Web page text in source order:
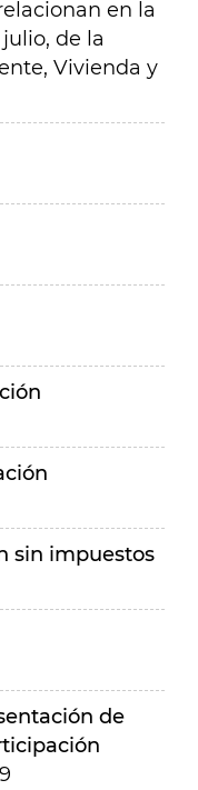
en la
de la
Vivienda y
sin impuestos
de